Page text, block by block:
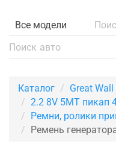
Каталог Great Wall
2.2 8V 5MT пикап
Ремни, ролики
Ремень